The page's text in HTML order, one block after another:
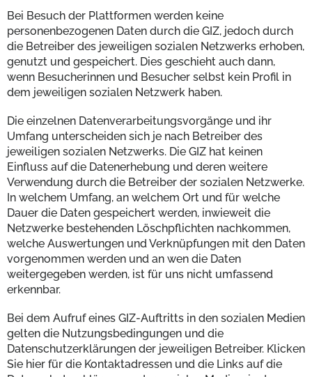
Bei Besuch der Plattformen werden keine
personenbezogenen Daten durch die GIZ, jedoch durch
die Betreiber des jeweiligen sozialen Netzwerks erhoben,
genutzt und gespeichert. Dies geschieht auch dann,
wenn Besucherinnen und Besucher selbst kein Profil in
dem jeweiligen sozialen Netzwerk haben.
Die einzelnen Datenverarbeitungsvorgänge und ihr
Umfang unterscheiden sich je nach Betreiber des
jeweiligen sozialen Netzwerks. Die GIZ hat keinen
Einfluss auf die Datenerhebung und deren weitere
Verwendung durch die Betreiber der sozialen Netzwerke.
In welchem Umfang, an welchem Ort und für welche
Dauer die Daten gespeichert werden, inwieweit die
Netzwerke bestehenden Löschpflichten nachkommen,
welche Auswertungen und Verknüpfungen mit den Daten
vorgenommen werden und an wen die Daten
weitergegeben werden, ist für uns nicht umfassend
erkennbar.
Bei dem Aufruf eines GIZ-Auftritts in den sozialen Medien
gelten die Nutzungsbedingungen und die
Datenschutzerklärungen der jeweiligen Betreiber. Klicken
Sie hier für die Kontaktadressen und die Links auf die